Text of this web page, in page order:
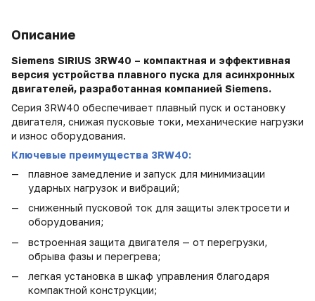
Описание
Siemens SIRIUS 3RW40 – компактная и эффективная
версия устройства плавного пуска для асинхронных
двигателей, разработанная компанией Siemens.
Серия 3RW40 обеспечивает плавный пуск и остановку
двигателя, снижая пусковые токи, механические нагрузки
и износ оборудования.
Ключевые преимущества 3RW40:
плавное замедление и запуск для минимизации
ударных нагрузок и вибраций;
сниженный пусковой ток для защиты электросети и
оборудования;
встроенная защита двигателя — от перегрузки,
обрыва фазы и перегрева;
легкая установка в шкаф управления благодаря
компактной конструкции;